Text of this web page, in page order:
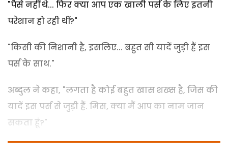
"पैसे नहीं थे... फिर क्या आप एक खाली पर्स के लिए इतनी
परेशान हो रही थीं?"
"किसी की निशानी है, इसलिए... बहुत सी यादें जुड़ी हैं इस
पर्स के साथ."
अब्दुल ने कहा, "लगता है कोई बहुत खास शख्स है, जिस की
यादें इस पर्स से जुड़ी हैं. मिस, क्या मैं आप का नाम जान
सकता हूं?"